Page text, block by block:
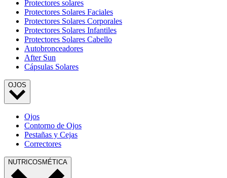
Protectores solares
Protectores Solares Faciales
Protectores Solares Corporales
Protectores Solares Infantiles
Protectores Solares Cabello
Autobronceadores
After Sun
Cápsulas Solares
OJOS
Ojos
Contorno de Ojos
Pestañas y Cejas
Correctores
NUTRICOSMÉTICA